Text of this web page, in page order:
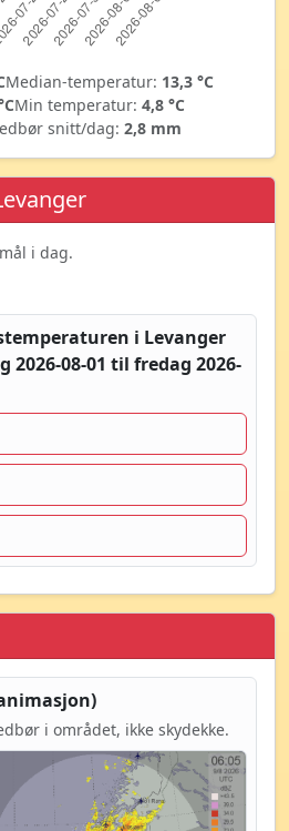
Median-temperatur: 13,3 °C
Min temperatur: 4,8 °C
snitt/dag: 2,8 mm
i dag.
i Levanger
2026-08-01 til fredag 2026-
i området, ikke skydekke.